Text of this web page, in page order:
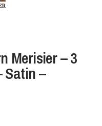
Merisier – 3
Satin –